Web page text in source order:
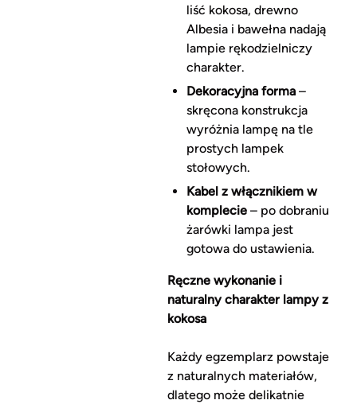
liść kokosa, drewno
Albesia i bawełna nadają
lampie rękodzielniczy
charakter.
Dekoracyjna forma–
skręcona konstrukcja
wyróżnia lampę na tle
prostych lampek
stołowych.
Kabel z włącznikiem w
komplecie– po dobraniu
żarówki lampa jest
gotowa do ustawienia.
Ręczne wykonanie i
naturalny charakter lampy z
kokosa
Każdy egzemplarz powstaje
z naturalnych materiałów,
dlatego może delikatnie